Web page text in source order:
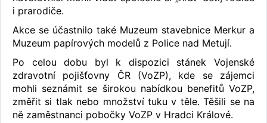
i prarodiče.
Akce se účastnilo také Muzeum stavebnice Merkur a
Muzeum papírových modelů z Police nad Metují.
Po celou dobu byl k dispozici stánek Vojenské
zdravotní pojišťovny ČR (VoZP), kde se zájemci
mohli seznámit se širokou nabídkou benefitů VoZP,
změřit si tlak nebo množství tuku v těle. Těšili se na
ně zaměstnanci pobočky VoZP v Hradci Králové.